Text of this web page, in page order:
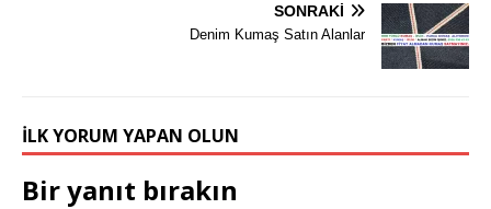
SONRAKI
Denim Kumaş Satın Alanlar
İLK YORUM YAPAN OLUN
Bir yanıt bırakın